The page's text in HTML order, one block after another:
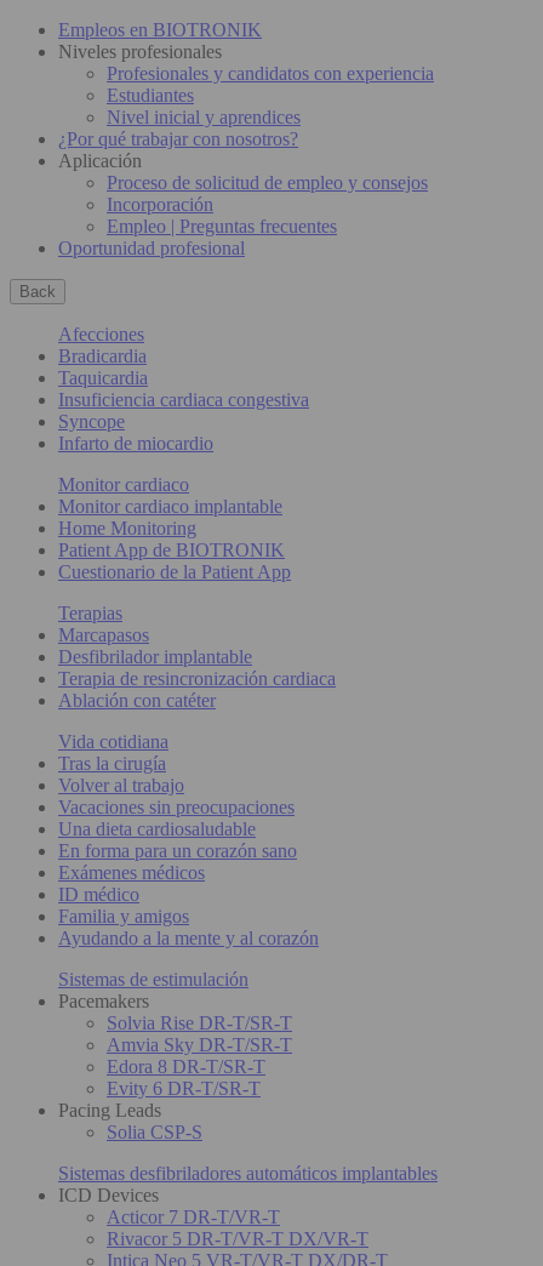
Empleos en BIOTRONIK
Niveles profesionales
Profesionales y candidatos con experiencia
Estudiantes
Nivel inicial y aprendices
¿Por qué trabajar con nosotros?
Aplicación
Proceso de solicitud de empleo y consejos
Incorporación
Empleo | Preguntas frecuentes
Oportunidad profesional
Back
Afecciones
Bradicardia
Taquicardia
Insuficiencia cardiaca congestiva
Syncope
Infarto de miocardio
Monitor cardiaco
Monitor cardiaco implantable
Home Monitoring
Patient App de BIOTRONIK
Cuestionario de la Patient App
Terapias
Marcapasos
Desfibrilador implantable
Terapia de resincronización cardiaca
Ablación con catéter
Vida cotidiana
Tras la cirugía
Volver al trabajo
Vacaciones sin preocupaciones
Una dieta cardiosaludable
En forma para un corazón sano
Exámenes médicos
ID médico
Familia y amigos
Ayudando a la mente y al corazón
Sistemas de estimulación
Pacemakers
Solvia Rise DR-T/SR-T
Amvia Sky DR-T/SR-T
Edora 8 DR-T/SR-T
Evity 6 DR-T/SR-T
Pacing Leads
Solia CSP-S
Sistemas desfibriladores automáticos implantables
ICD Devices
Acticor 7 DR-T/VR-T
Rivacor 5 DR-T/VR-T DX/VR-T
Intica Neo 5 VR-T/VR-T DX/DR-T